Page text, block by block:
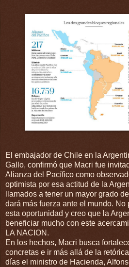
El embajador de Chile en la
Gallo, confirmó que Macri fue
Alianza del Pacífico como
optimista por esa actitud de la
llamados a tener un mayor grado
dará más fuerza ante el mundo.
esta oportunidad y creo que la
beneficiar mucho con este
LA NACION.
En los hechos, Macri busca
concretas e ir más allá de la
días el ministro de Hacienda,